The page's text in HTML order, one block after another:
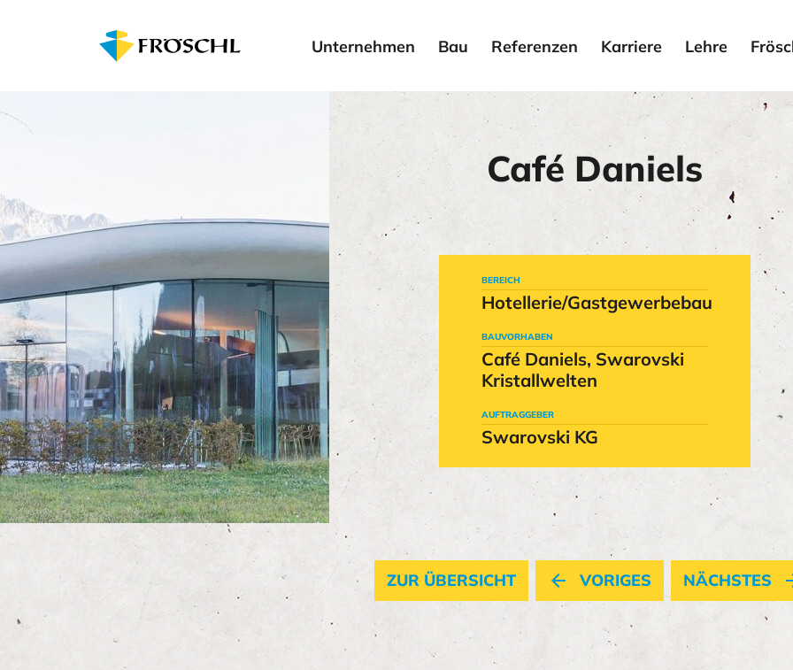
Unternehmen Bau Referenzen Karriere Lehre
Café Daniels
BEREICH
Hotellerie/Gastgewerbebau
BAUVORHABEN
Café Daniels, Swarovski
Kristallwelten
AUFTRAGGEBER
Swarovski KG
ZUR ÜBERSICHT arrow_back VORIGES NÄCHSTES